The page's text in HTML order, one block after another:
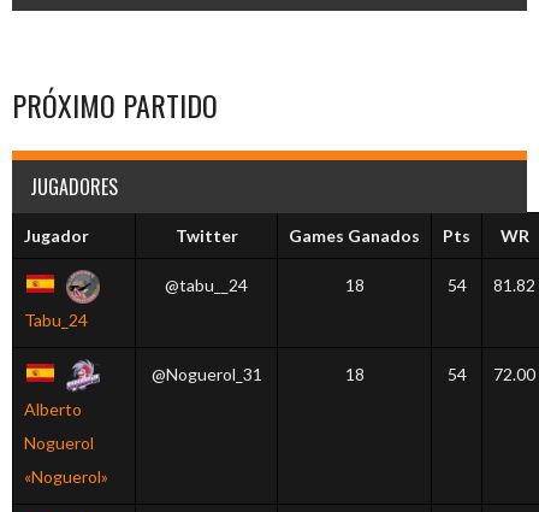
PRÓXIMO PARTIDO
JUGADORES
Jugador Twitter Games Ganados Pts WR
Tabu_24
@tabu__24 18 54 81.82
Alberto
Noguerol
«Noguerol»
@Noguerol_31 18 54 72.00